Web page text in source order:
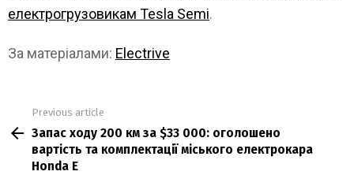
електрогрузовикам Tesla Semi.
За матеріалами: Electrive
more
Previous article
Запас ходу 200 км за $33 000: оголошено
вартість та комплектації міського електрокара
Honda E